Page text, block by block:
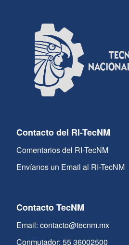
Contacto del RI-TecNM
Comentarios del RI-TecNM
Envíanos un Email al RI-TecNM
Contacto TecNM
Email: contacto@tecnm.mx
Conmutador: 55 36002500